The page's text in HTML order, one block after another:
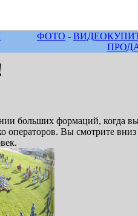
ФОТО - ВИДЕО
больших формаций, когда
операторов. Вы смотрите